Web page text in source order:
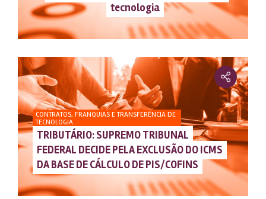
tecnologia
CONTRATOS, FRANQUIAS E TRANSFERÊNCIA DE
TECNOLOGIA
TRIBUTÁRIO: SUPREMO TRIBUNAL
FEDERAL DECIDE PELA EXCLUSÃO DO ICMS
DA BASE DE CÁLCULO DE PIS/COFINS